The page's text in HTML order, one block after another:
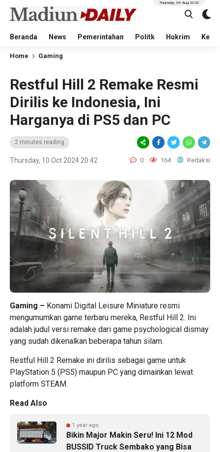
Beranda News Pemerintahan Politk Hukrim
Thursday, 06 Aug 2026
Home Gaming
Restful Hill 2 Remake Resmi
Dirilis ke Indonesia, Ini
Harganya di PS5 dan PC
2 minutes reading
Thursday, 10 Oct 2024 20:42 0 164 Redaksi
Gaming – Konami Digital Leisure Miniature resmi
mengumumkan game terbaru mereka, Restful Hill 2. Ini
adalah judul versi remake dari game psychological dismay
yang sudah dikenalkan beberapa tahun silam.
Restful Hill 2 Remake ini dirilis sebagai game untuk
PlayStation 5 (PS5) maupun PC yang dimainkan lewat
platform STEAM.
Read Also
1 year ago
Bikin Major Makin Seru! Ini 12 Mod
BUSSID Truck Sembako yang Bisa